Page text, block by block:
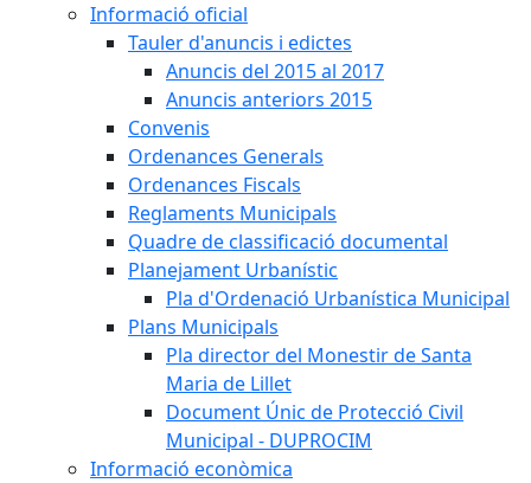
Informació oficial
Tauler d'anuncis i edictes
Anuncis del 2015 al 2017
Anuncis anteriors 2015
Convenis
Ordenances Generals
Ordenances Fiscals
Reglaments Municipals
Quadre de classificació documental
Planejament Urbanístic
Pla d'Ordenació Urbanística Municipal
Plans Municipals
Pla director del Monestir de Santa
Maria de Lillet
Document Únic de Protecció Civil
Municipal - DUPROCIM
Informació econòmica